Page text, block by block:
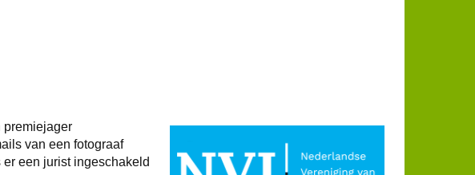
premiejager
van een fotograaf
een jurist ingeschakeld